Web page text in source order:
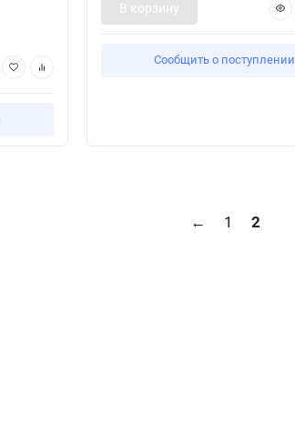
В корзину
Сообщить о поступлении
← 1 2